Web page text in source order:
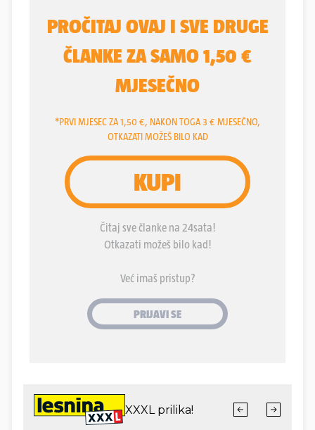
nogomet, u mladosti i sam nogometaš. Objavi je
pridružio fotografiju iz bolničkog kreveta.